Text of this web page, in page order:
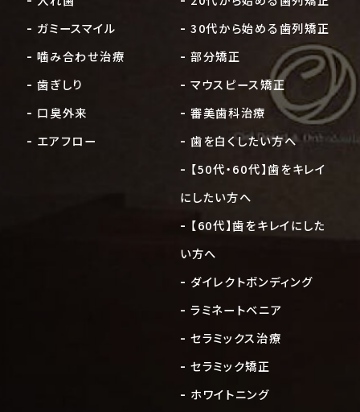
ガミースマイル
噛み合わせ治療
歯ぎしり
口臭外来
エアフロー
30代から始める歯列矯正
部分矯正
マウスピース矯正
審美歯科治療
歯を白くしたい方へ
【50代・60代】歯をキレイ
にしたい方へ
【60代】歯をキレイにした
い方へ
ダイレクトボンディング
ラミネートベニア
セラミックス治療
セラミック矯正
ホワイトニング